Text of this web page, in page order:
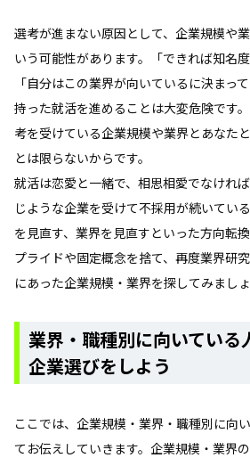
選考が進まない原因として、企業規模や
いう可能性があります。「できれば知名
「自分はこの業界が向いているに決まっ
持った就活を進めることは大変危険です
考を受けている企業規模や業界とあなた
とは限らないからです。
就活は恋愛と一緒で、相思相愛でなけれ
じような企業を受けて不採用が続いてい
を見直す、業界を見直すといった方向転換
プライドや固定概念を捨て、再度業界研
にあった企業規模・業界を探してみましょ
業界・職種別に向いている
企業選びをしよう
ここでは、企業規模・業界・職種別に向
てお伝えしていきます。企業規模・業界